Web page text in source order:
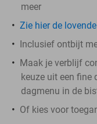
meer
Zie hier de
Inclusief ontbijt
Maak je verblijf
keuze uit een fine
dagmenu in de
Of kies voor